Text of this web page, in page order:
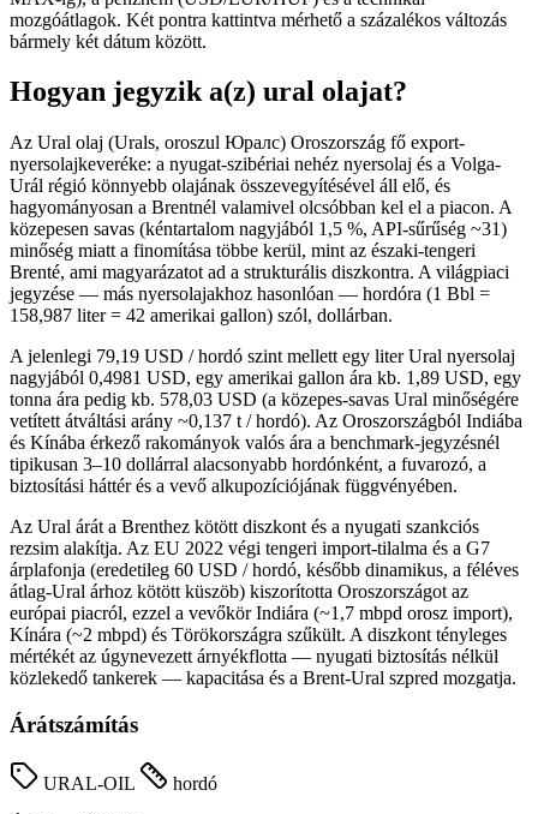
mozgóátlagok. Két pontra kattintva mérhető a százalékos változás
bármely két dátum között.
Hogyan jegyzik a(z) ural olajat?
Az Ural olaj (Urals, oroszul Юралс) Oroszország fő export-
nyersolajkeveréke: a nyugat-szibériai nehéz nyersolaj és a Volga-
Urál régió könnyebb olajának összevegyítésével áll elő, és
hagyományosan a Brentnél valamivel olcsóbban kel el a piacon. A
közepesen savas (kéntartalom nagyjából 1,5 %, API-sűrűség ~31)
minőség miatt a finomítása többe kerül, mint az északi-tengeri
Brenté, ami magyarázatot ad a strukturális diszkontra. A világpiaci
jegyzése — más nyersolajakhoz hasonlóan — hordóra (1 Bbl =
158,987 liter = 42 amerikai gallon) szól, dollárban.
A jelenlegi 79,19 USD / hordó szint mellett egy liter Ural nyersolaj
nagyjából 0,4981 USD, egy amerikai gallon ára kb. 1,89 USD, egy
tonna ára pedig kb. 578,03 USD (a közepes-savas Ural minőségére
vetített átváltási arány ~0,137 t / hordó). Az Oroszországból Indiába
és Kínába érkező rakományok valós ára a benchmark-jegyzésnél
tipikusan 3–10 dollárral alacsonyabb hordónként, a fuvarozó, a
biztosítási háttér és a vevő alkupozíciójának függvényében.
Az Ural árát a Brenthez kötött diszkont és a nyugati szankciós
rezsim alakítja. Az EU 2022 végi tengeri import-tilalma és a G7
árplafonja (eredetileg 60 USD / hordó, később dinamikus, a féléves
átlag-Ural árhoz kötött küszöb) kiszorította Oroszországot az
európai piacról, ezzel a vevőkör Indiára (~1,7 mbpd orosz import),
Kínára (~2 mbpd) és Törökországra szűkült. A diszkont tényleges
mértékét az úgynevezett árnyékflotta — nyugati biztosítás nélkül
közlekedő tankerek — kapacitása és a Brent-Ural szpred mozgatja.
Árátszámítás
URAL-OIL
hordó